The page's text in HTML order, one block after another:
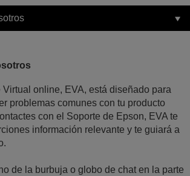
Virtual online, EVA, está diseñado para
problemas comunes con tu producto
con el Soporte de Epson, EVA te
información relevante y te guiará a
de la burbuja o globo de chat en la parte